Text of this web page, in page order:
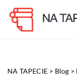
NA TAPECIE > Blog >